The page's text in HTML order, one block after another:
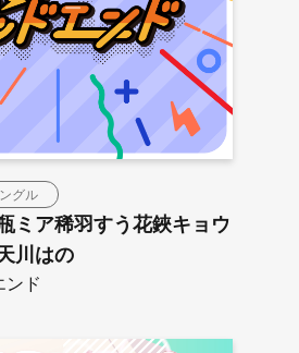
グル
ミア稀羽すう花鋏キョウ
川はの
ンド